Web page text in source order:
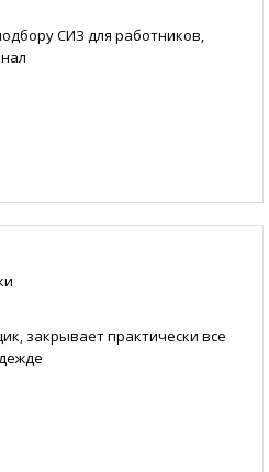
СИЗ для работников,
закрывает практически все